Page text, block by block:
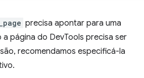
precisa apontar para uma
a página do DevTools precisa ser
recomendamos especificá-la